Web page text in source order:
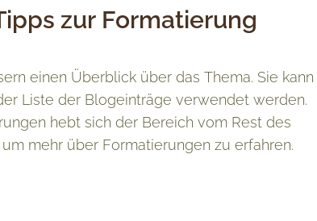
zur Formatierung
einen Überblick über das Thema. Sie kann
Liste der Blogeinträge verwendet werden.
hebt sich der Bereich vom Rest des
mehr über Formatierungen zu erfahren.